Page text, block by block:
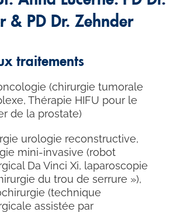
& PD Dr. Zehnder
traitements
(chirurgie tumorale
Thérapie HIFU pour le
de la prostate)
urologie reconstructive,
mini-invasive (robot
Da Vinci Xi, laparoscopie
du trou de serrure »),
(technique
assistée par